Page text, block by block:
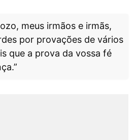
meus irmãos e irmãs,
por provações de vários
que a prova da vossa fé